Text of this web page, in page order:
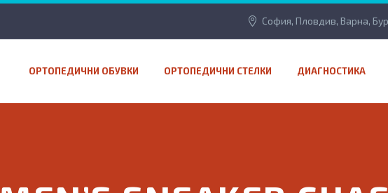
София, Пловдив, Варна,
ОРТОПЕДИЧНИ ОБУВКИ ОРТОПЕДИЧНИ СТЕЛКИ ДИАГНОСТИКА